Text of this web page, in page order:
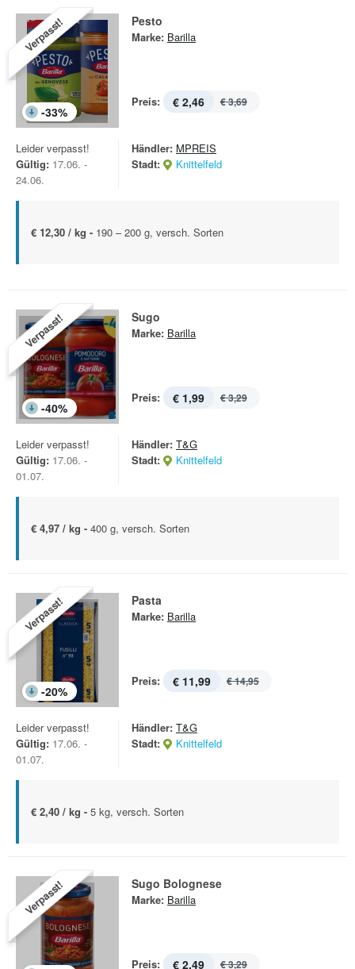
Verpasst!
-33%
Pesto
Marke: Barilla
Preis: € 2,46 € 3,69
Leider verpasst!
Gültig: 17.06. -
24.06.
Händler: MPREIS
Stadt:
Knittelfeld
€ 12,30 / kg - 190 – 200 g, versch. Sorten
Verpasst!
-40%
Sugo
Marke: Barilla
Preis: € 1,99 € 3,29
Leider verpasst!
Gültig: 17.06. -
01.07.
Händler: T&G
Stadt:
Knittelfeld
€ 4,97 / kg - 400 g, versch. Sorten
Verpasst!
-20%
Pasta
Marke: Barilla
Preis: € 11,99 € 14,95
Leider verpasst!
Gültig: 17.06. -
01.07.
Händler: T&G
Stadt:
Knittelfeld
€ 2,40 / kg - 5 kg, versch. Sorten
Verpasst! Sugo Bolognese
Marke: Barilla
Preis: € 2,49 € 3,29